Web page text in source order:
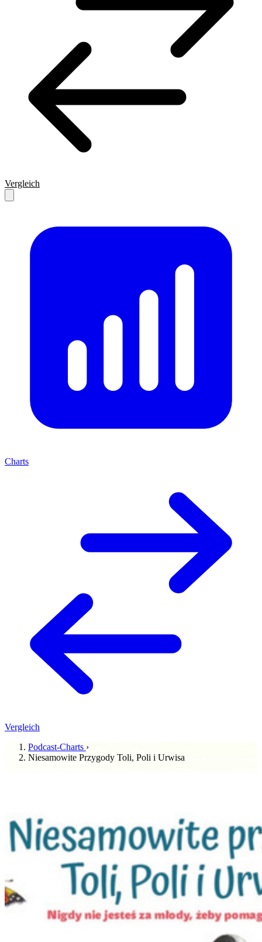
Vergleich
Charts
Vergleich
Podcast-Charts ›
Niesamowite Przygody Toli, Poli i Urwisa